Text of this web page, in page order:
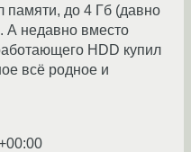
памяти, до 4 Гб (давно
А недавно вместо
HDD купил
всё родное и